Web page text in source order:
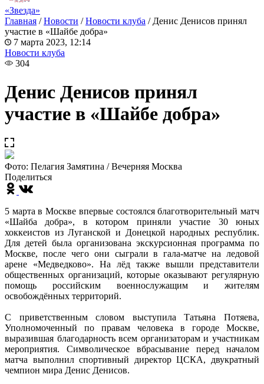
«Звезда»
Главная /Новости /Новости клуба / Денис Денисов принял
участие в «Шайбе добра»
7 марта 2023, 12:14
Новости клуба
304
Денис Денисов принял
участие в «Шайбе добра»
Фото: Пелагия Замятина / Вечерняя Москва
Поделиться
5 марта в Москве впервые состоялся благотворительный матч
«Шайба добра», в котором приняли участие 30 юных
хоккеистов из Луганской и Донецкой народных республик.
Для детей была организована экскурсионная программа по
Москве, после чего они сыграли в гала-матче на ледовой
арене «Медведково». На лёд также вышли представители
общественных организаций, которые оказывают регулярную
помощь российским военнослужащим и жителям
освобождённых территорий.
С приветственным словом выступила Татьяна Потяева,
Уполномоченный по правам человека в городе Москве,
выразившая благодарность всем организаторам и участникам
мероприятия. Символическое вбрасывание перед началом
матча выполнил спортивный директор ЦСКА, двукратный
чемпион мира Денис Денисов.